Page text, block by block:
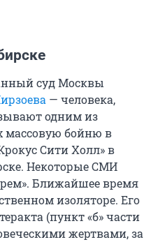
суд Москвы
— человека,
одним из
массовую бойню в
Сити Холл» в
Некоторые СМИ
Ближайшее время
изоляторе. Его
(пункт «б» части
жертвами, за